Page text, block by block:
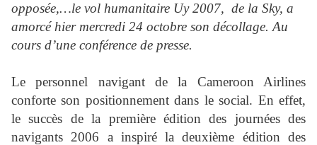
opposée,…le vol humanitaire Uy 2007, de la Sky, a
amorcé hier mercredi 24 octobre son décollage. Au
cours d’une conférence de presse.
Le personnel navigant de la Cameroon Airlines
conforte son positionnement dans le social. En effet,
le succès de la première édition des journées des
navigants 2006 a inspiré la deuxième édition des